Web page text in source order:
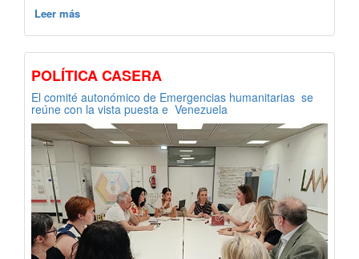
Leer más
POLÍTICA CASERA
El comité autonómico de Emergencias humanitarias se
reúne con la vista puesta e Venezuela